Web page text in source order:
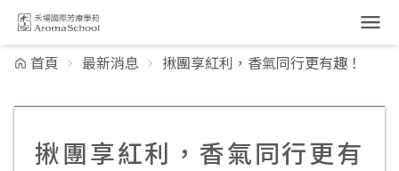
跳到主要內容
首頁 最新消息 揪團享紅利，香氣同行更有趣！
揪團享紅利，香氣同行更有